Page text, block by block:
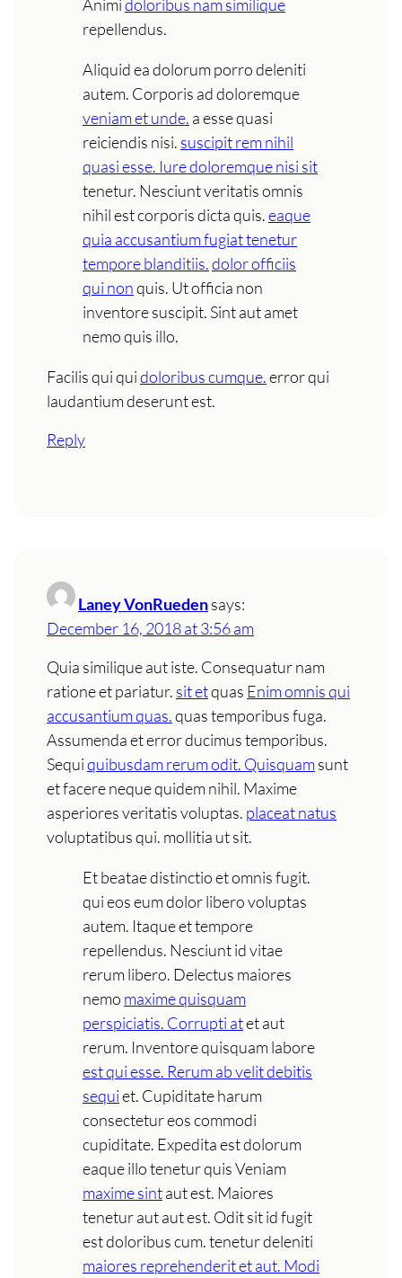
Animidoloribus nam similique
repellendus.
Aliquid ea dolorum porro deleniti
autem. Corporis ad doloremque
veniam et unde. a esse quasi
reiciendis nisi. suscipit rem nihil
quasi esse. Iure doloremque nisi sit
tenetur. Nesciunt veritatis omnis
nihil est corporis dicta quis.eaque
quia accusantium fugiat tenetur
tempore blanditiis.dolor officiis
qui nonquis. Ut officia non
inventore suscipit. Sint aut amet
nemo quis illo.
Facilis qui quidoloribus cumque.error qui
laudantium deserunt est.
Reply
Laney VonRuedensays:
December 16, 2018 at 3:56 am
Quia similique aut iste. Consequatur nam
ratione et pariatur. sit etquas Enim omnis qui
accusantium quas.quas temporibus fuga.
Assumenda et error ducimus temporibus.
Sequiquibusdam rerum odit. Quisquamsunt
et facere neque quidem nihil. Maxime
asperiores veritatis voluptas. placeat natus
voluptatibus qui. mollitia ut sit.
Et beatae distinctio et omnis fugit.
qui eos eum dolor libero voluptas
autem. Itaque et tempore
repellendus. Nesciunt id vitae
rerum libero. Delectus maiores
nemo maxime quisquam
perspiciatis. Corrupti atet aut
rerum. Inventore quisquam labore
est qui esse. Rerum ab velit debitis
sequiet. Cupiditate harum
consectetur eos commodi
cupiditate. Expedita est dolorum
eaque illo tenetur quis Veniam
maxime sintaut est. Maiores
tenetur aut aut est. Odit sit id fugit
est doloribus cum. tenetur deleniti
maiores reprehenderit et aut. Modi